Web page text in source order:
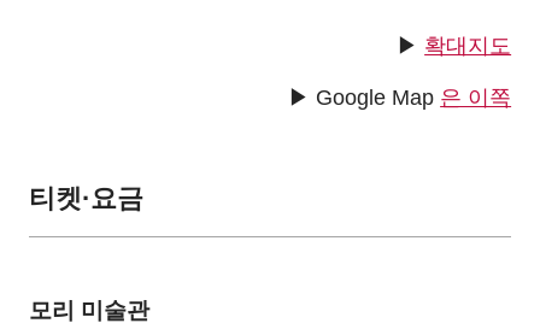
▶ 확대지도
▶ Google Map 은 이쪽
티켓·요금
모리 미술관